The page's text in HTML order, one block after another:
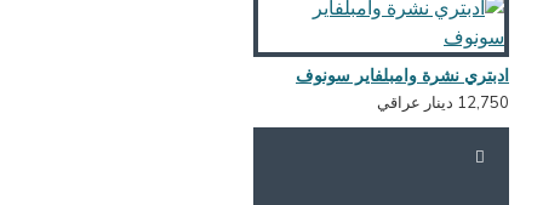
نشرة وامبلفاير سونوف
دينار عراقي